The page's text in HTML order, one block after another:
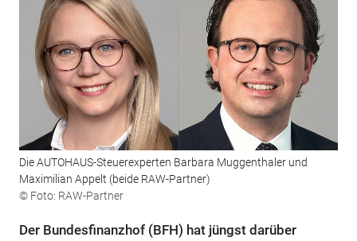
Die AUTOHAUS-Steuerexperten Barbara Muggenthaler und
Maximilian Appelt (beide RAW-Partner)
© Foto: RAW-Partner
Der Bundesfinanzhof (BFH) hat jüngst darüber